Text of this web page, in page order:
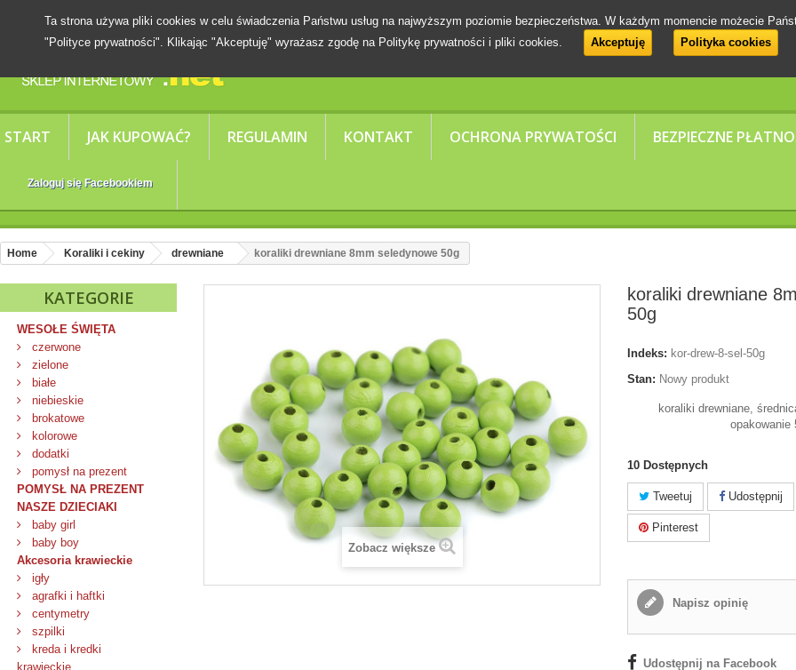
START JAK KUPOWAĆ? REGULAMIN KONTAKT OCHRONA PRYWATOŚCI BEZPIECZNE
Zaloguj się Facebookiem
Ta strona używa pliki cookies w celu świadczenia Państwu usług na najwyższym poziomie bezpieczeństwa. W każdym momencie możecie
"Polityce prywatności". Klikając "Akceptuję" wyrażasz zgodę na Politykę prywatności i pliki cookies.
Akceptuję Polityka cookies
Home Koraliki i cekiny drewniane koraliki drewniane 8mm seledynowe 50g
KATEGORIE
WESOŁE ŚWIĘTA
czerwone
zielone
białe
niebieskie
brokatowe
kolorowe
dodatki
pomysł na prezent
POMYSŁ NA PREZENT
NASZE DZIECIAKI
baby girl
baby boy
Akcesoria krawieckie
igły
agrafki i haftki
centymetry
szpilki
kreda i kredki
krawieckie
Zobacz większe
koraliki drewniane
50g
Indeks: kor-drew-8-sel-50g
Stan: Nowy produkt
koraliki drewniane,
opakowanie
10 Dostępnych
Tweetuj Udostępnij
Pinterest
Napisz opinię
Udostępnij na Facebook